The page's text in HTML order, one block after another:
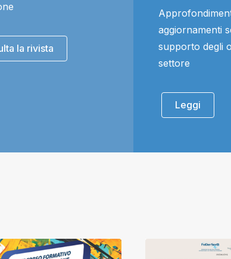
la rivista
aggiornamenti
supporto degli
settore
Leggi